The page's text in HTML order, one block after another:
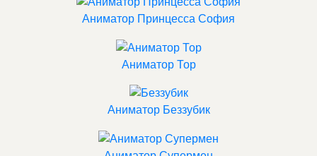
Аниматор Принцесса София
Аниматор Тор
Аниматор Беззубик